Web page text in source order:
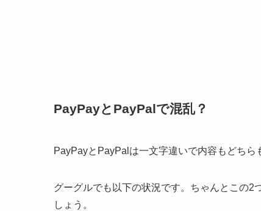
PayPayとPayPalで混乱？
PayPayとPayPalは一文字違いで内容もどちら
グーグルでも以下の状況です。ちゃんとこの
しょう。